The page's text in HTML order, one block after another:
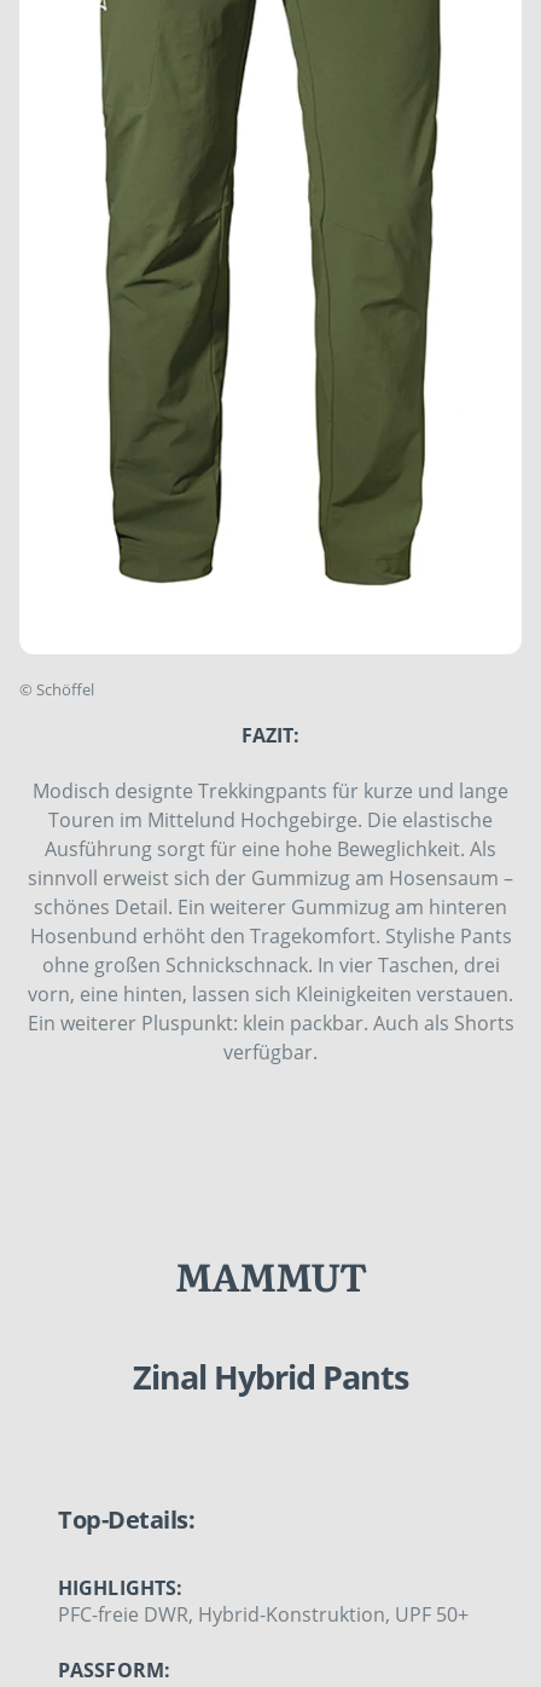
© Schöffel
FAZIT:
Modisch designte Trekkingpants für kurze und lange
Touren im Mittelund Hochgebirge. Die elastische
Ausführung sorgt für eine hohe Beweglichkeit. Als
sinnvoll erweist sich der Gummizug am Hosensaum –
schönes Detail. Ein weiterer Gummizug am hinteren
Hosenbund erhöht den Tragekomfort. Stylishe Pants
ohne großen Schnickschnack. In vier Taschen, drei
vorn, eine hinten, lassen sich Kleinigkeiten verstauen.
Ein weiterer Pluspunkt: klein packbar. Auch als Shorts
verfügbar.
MAMMUT
Zinal Hybrid Pants
Top-Details:
HIGHLIGHTS:
PFC-freie DWR, Hybrid-Konstruktion, UPF 50+
PASSFORM: